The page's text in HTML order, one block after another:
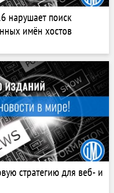
нарушает поиск
имён хостов
стратегию для веб- и